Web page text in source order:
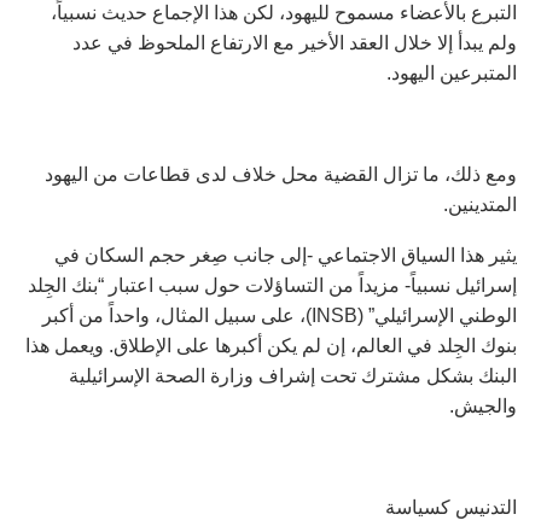
التبرع بالأعضاء مسموح لليهود، لكن هذا الإجماع حديث نسبياً،
ولم يبدأ إلا خلال العقد الأخير مع الارتفاع الملحوظ في عدد
المتبرعين اليهود.
ومع ذلك، ما تزال القضية محل خلاف لدى قطاعات من اليهود
المتدينين.
يثير هذا السياق الاجتماعي -إلى جانب صِغر حجم السكان في
إسرائيل نسبياً- مزيداً من التساؤلات حول سبب اعتبار “بنك الجِلد
الوطني الإسرائيلي” (INSB)، على سبيل المثال، واحداً من أكبر
بنوك الجِلد في العالم، إن لم يكن أكبرها على الإطلاق. ويعمل هذا
البنك بشكل مشترك تحت إشراف وزارة الصحة الإسرائيلية
والجيش.
التدنيس كسياسة